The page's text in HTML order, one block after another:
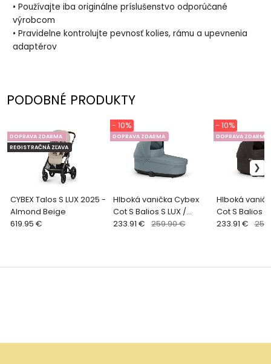
• Používajte iba originálne príslušenstvo odporúčané
výrobcom
• Pravidelne kontrolujte pevnosť kolies, rámu a upevnenia
adaptérov
PODOBNÉ PRODUKTY
CYBEX Talos S LUX 2025 -
Almond Beige
DOPRAVA ZDARMA
REGISTRAČNÁ ZĽAVA
619.95 €
Hlboká vanička Cybex
Cot S Balios S LUX /
Talos S LUX - STORMY
DOPRAVA ZDARMA
- 10%
233.91 € 259.90 €
Hlboká
Cot S Balios S
Talos S LUX -
DOPRAVA ZDARMA
- 10%
233.91 €